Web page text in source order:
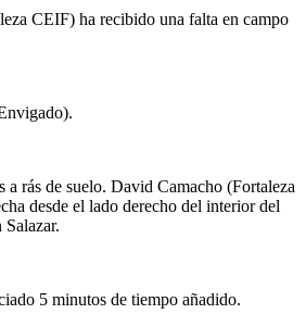
CEIF) ha recibido una falta en campo
a rás de suelo. David Camacho (Fortaleza
desde el lado derecho del interior del
5 minutos de tiempo añadido.